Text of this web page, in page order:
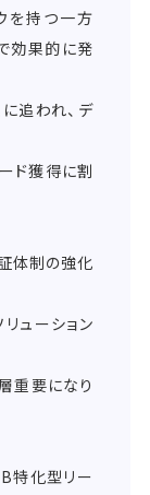
を持つ一方
効果的に発
追われ、デ
ド獲得に割
体制の強化
ューション
重要になり
特化型リー